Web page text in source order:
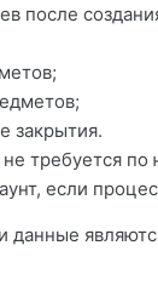
после
закрытия.
требуется
если